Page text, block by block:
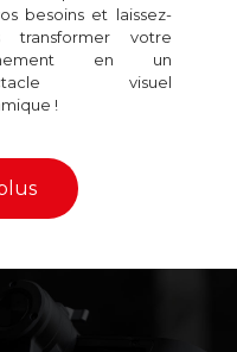
besoins et laissez-
transformer votre
en un
visuel
!